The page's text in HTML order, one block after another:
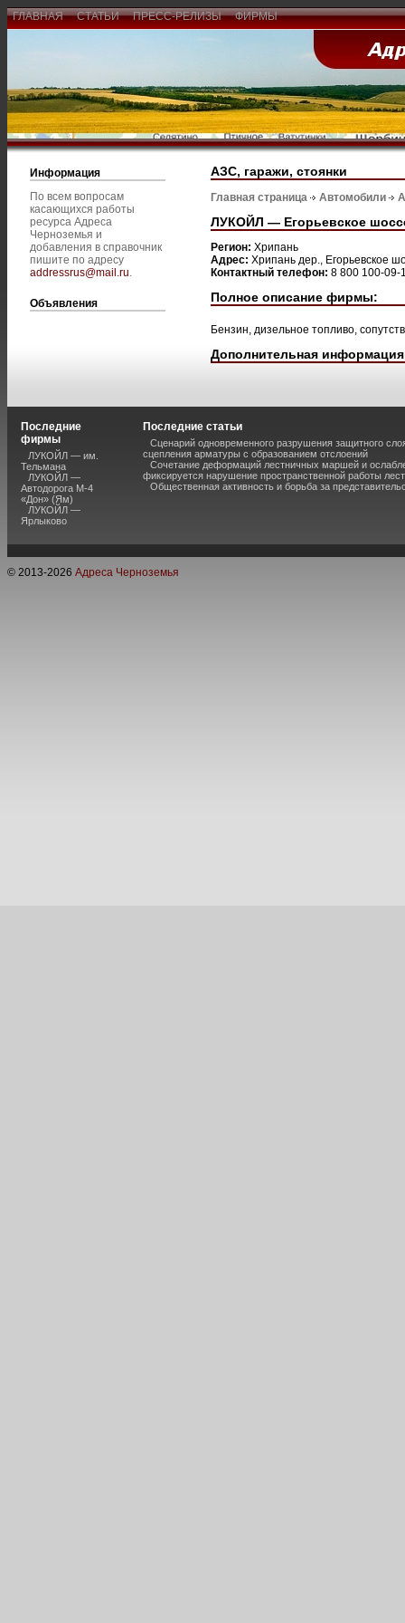
ГЛАВНАЯ СТАТЬИ ПРЕСС-РЕЛИЗЫ ФИРМЫ
Информация
По всем вопросам
касающихся работы
ресурса Адреса
Черноземья и
добавления в справочник
пишите по адресу
addressrus@mail.ru.
Объявления
АЗС, гаражи, стоянки
Главная страница Автомобили
ЛУКОЙЛ — Егорьевское
Регион: Хрипань
Адрес: Хрипань дер., Егорьевское
Контактный телефон: 8 800 100-09-
Полное описание фирмы:
Бензин, дизельное топливо,
Дополнительная информация
Последние
фирмы
ЛУКОЙЛ — им.
Тельмана
ЛУКОЙЛ —
Автодорога М-4
«Дон» (Ям)
ЛУКОЙЛ —
Ярлыково
Последние статьи
Сценарий одновременного разрушения защитного
сцепления арматуры с образованием отслоений
Сочетание деформаций лестничных маршей и
фиксируется нарушение пространственной работы
Общественная активность и борьба за
© 2013-2026 Адреса Черноземья